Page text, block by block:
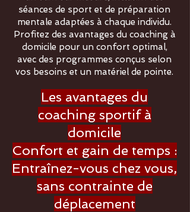
séances de sport et de préparation
mentale adaptées à chaque individu.
Profitez des avantages du coaching à
domicile pour un confort optimal,
avec des programmes conçus selon
vos besoins et un matériel de pointe.
Les avantages du
coaching sportif à
domicile
Confort et gain de temps :
Entraînez-vous chez vous,
sans contrainte de
déplacement